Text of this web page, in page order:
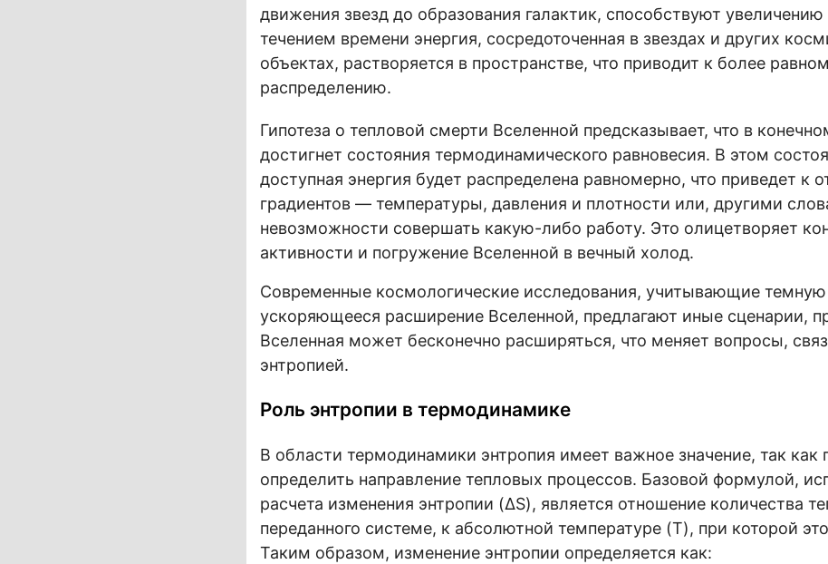
движения звезд до образования галактик, способствуют
течением времени энергия, сосредоточенная в звездах и других
объектах, растворяется в пространстве, что приводит к более
распределению.
Гипотеза о тепловой смерти Вселенной предсказывает, что в
достигнет состояния термодинамического равновесия. В этом
доступная энергия будет распределена равномерно, что приведет к
градиентов — температуры, давления и плотности или, другими
невозможности совершать какую-либо работу. Это олицетворяет
активности и погружение Вселенной в вечный холод.
Современные космологические исследования, учитывающие
ускоряющееся расширение Вселенной, предлагают иные сценарии,
Вселенная может бесконечно расширяться, что меняет вопросы,
энтропией.
Роль энтропии в термодинамике
В области термодинамики энтропия имеет важное значение, так как
определить направление тепловых процессов. Базовой формулой,
расчета изменения энтропии (ΔS), является отношение количества
переданного системе, к абсолютной температуре (T), при которой
Таким образом, изменение энтропии определяется как: